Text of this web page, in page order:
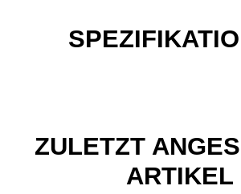
ZULETZT
ARTIKEL